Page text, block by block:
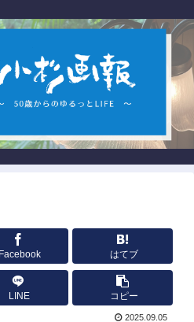
Facebook はてブ
LINE コピー
2025.09.05